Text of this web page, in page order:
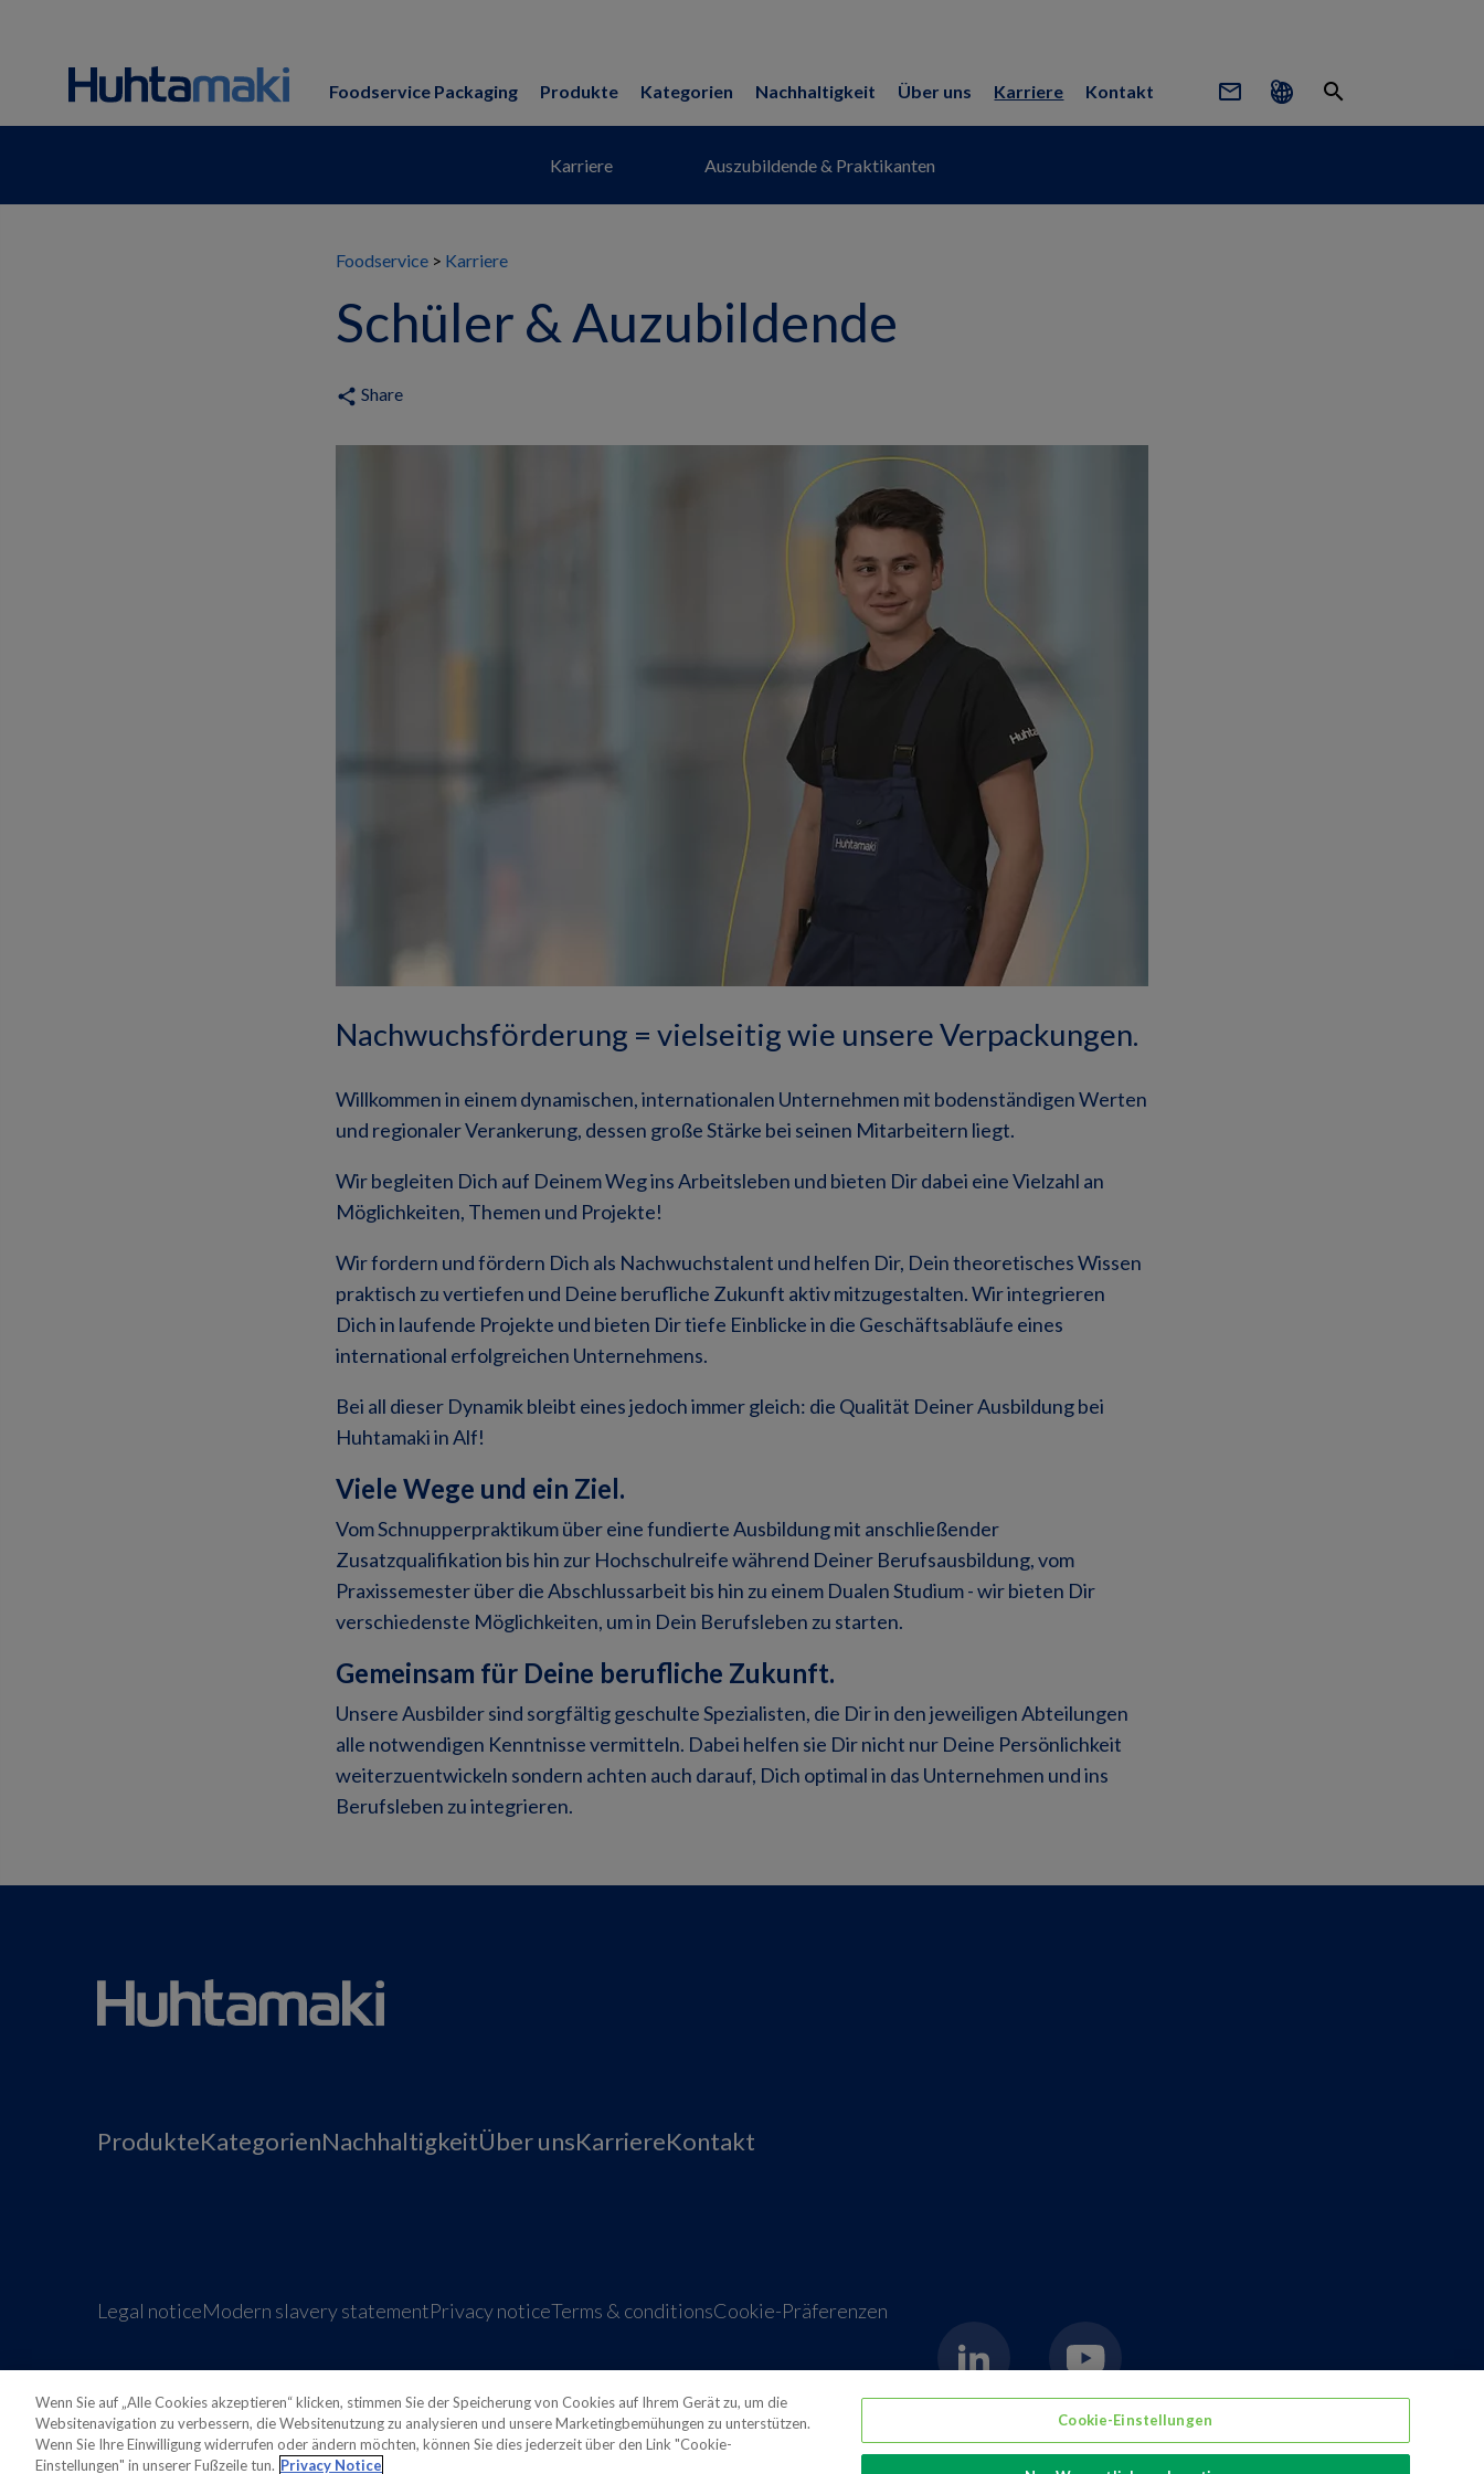
Foodservice Packaging Produkte Kategorien Nachhaltigkeit Über uns Karriere Kontakt mail_outline search
Karriere Auszubildende & Praktikanten
Foodservice Karriere
Schüler & Auzubildende
share Share
Nachwuchsförderung = vielseitig wie unsere Verpackungen.
Willkommen in einem dynamischen, internationalen Unternehmen mit bodenständigen Werten
und regionaler Verankerung, dessen große Stärke bei seinen Mitarbeitern liegt.
Wir begleiten Dich auf Deinem Weg ins Arbeitsleben und bieten Dir dabei eine Vielzahl an
Möglichkeiten, Themen und Projekte!
Wir fordern und fördern Dich als Nachwuchstalent und helfen Dir, Dein theoretisches Wissen
praktisch zu vertiefen und Deine berufliche Zukunft aktiv mitzugestalten. Wir integrieren
Dich in laufende Projekte und bieten Dir tiefe Einblicke in die Geschäftsabläufe eines
international erfolgreichen Unternehmens.
Bei all dieser Dynamik bleibt eines jedoch immer gleich: die Qualität Deiner Ausbildung bei
Huhtamaki in Alf!
Viele Wege und ein Ziel.
Vom Schnupperpraktikum über eine fundierte Ausbildung mit anschließender
Zusatzqualifikation bis hin zur Hochschulreife während Deiner Berufsausbildung, vom
Praxissemester über die Abschlussarbeit bis hin zu einem Dualen Studium - wir bieten Dir
verschiedenste Möglichkeiten, um in Dein Berufsleben zu starten.
Gemeinsam für Deine berufliche Zukunft.
Unsere Ausbilder sind sorgfältig geschulte Spezialisten, die Dir in den jeweiligen Abteilungen
alle notwendigen Kenntnisse vermitteln. Dabei helfen sie Dir nicht nur Deine Persönlichkeit
weiterzuentwickeln sondern achten auch darauf, Dich optimal in das Unternehmen und ins
Berufsleben zu integrieren.
ProdukteKategorienNachhaltigkeitÜber unsKarriereKontakt
Legal noticeModern slavery statementPrivacy noticeTerms & conditionsCookie-Präferenzen
Also of interest Sustainable Packaging Solutions Global supplier of food and beverage packaging
Wenn Sie auf „Alle Cookies akzeptieren“ klicken, stimmen Sie der Speicherung von Cookies auf Ihrem Gerät zu, um die
Websitenavigation zu verbessern, die Websitenutzung zu analysieren und unsere Marketingbemühungen zu unterstützen.
Wenn Sie Ihre Einwilligung widerrufen oder ändern möchten, können Sie dies jederzeit über den Link "Cookie-
Einstellungen" in unserer Fußzeile tun. Privacy Notice
Cookie-Einstellungen